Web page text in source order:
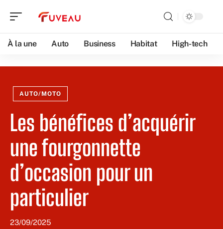
À la une Auto Business Habitat High-tech
AUTO/MOTO
Les bénéfices d’acquérir
une fourgonnette
d’occasion pour un
particulier
23/09/2025